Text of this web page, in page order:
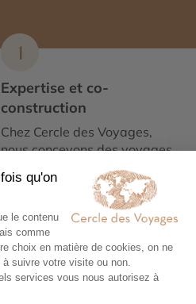
1
Expertise et co-
construction
Chez Cercle des Voyages,
nous concevons des voyages
100% personnalisables, en
collaboration étroite avec nos
2
Engagement local et